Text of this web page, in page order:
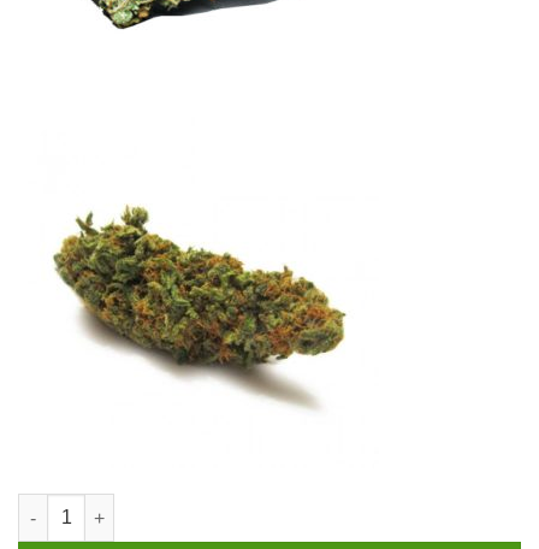
quantité de Pack Decouverte Hawaï [5 grammes]